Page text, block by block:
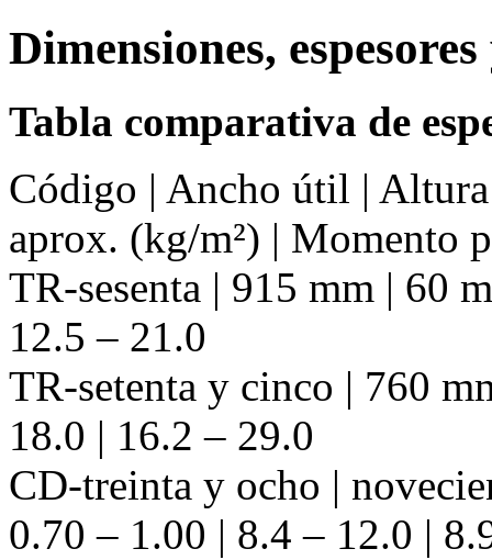
Dimensiones,
Tabla comparativa de
Código | Ancho útil |
aprox. (kg/m²) | Momento
TR-sesenta | 915 mm | 60
12.5 – 21.0
TR-setenta y cinco | 760
18.0 | 16.2 – 29.0
CD-treinta y ocho |
0.70 – 1.00 | 8.4 – 12.0 |